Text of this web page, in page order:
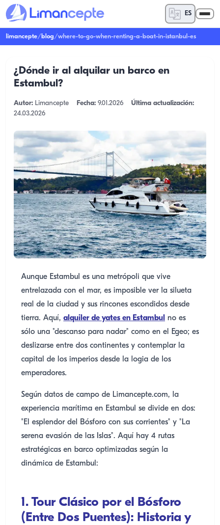
ES
limancepte/blog/where-to-go-when-renting-a-boat-in-istanbul-es
¿Dónde ir al alquilar un barco en
Estambul?
Autor: Limancepte Fecha: 9.01.2026
Última actualización:
24.03.2026
Aunque Estambul es una metrópoli que vive
entrelazada con el mar, es imposible ver la silueta
real de la ciudad y sus rincones escondidos desde
tierra. Aquí, alquiler de yates en Estambul
no es
sólo una "descanso para nadar" como en el Egeo; es
deslizarse entre dos continentes y contemplar la
capital de los imperios desde la logia de los
emperadores.
Según datos de campo de Limancepte.com, la
experiencia marítima en Estambul se divide en dos:
"El esplendor del Bósforo con sus corrientes" y "La
serena evasión de las Islas". Aquí hay 4 rutas
estratégicas en barco optimizadas según la
dinámica de Estambul:
1. Tour Clásico por el Bósforo
(Entre Dos Puentes): Historia y